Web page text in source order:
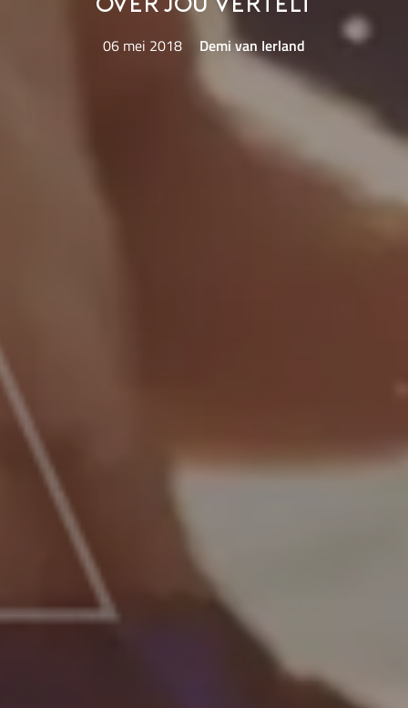
over jou vertelt
06 mei 2018 Demi van Ierland